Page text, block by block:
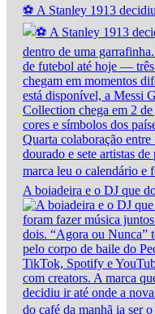
⚽ A Stanley 1913
A boiadeira e o DJ que